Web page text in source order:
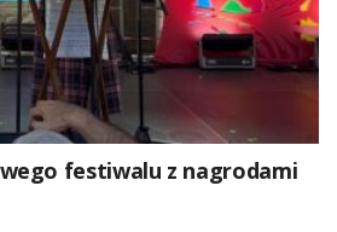
festiwalu z nagrodami